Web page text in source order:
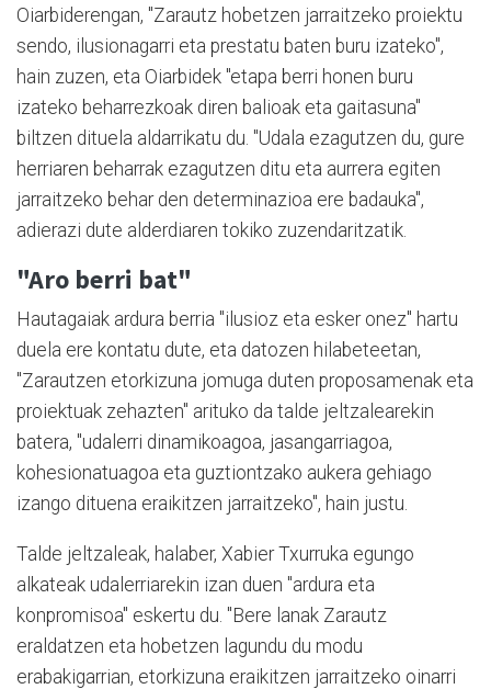
Oiarbiderengan, "Zarautz hobetzen jarraitzeko proiektu
sendo, ilusionagarri eta prestatu baten buru izateko",
hain zuzen, eta Oiarbidek "etapa berri honen buru
izateko beharrezkoak diren balioak eta gaitasuna"
biltzen dituela aldarrikatu du. "Udala ezagutzen du, gure
herriaren beharrak ezagutzen ditu eta aurrera egiten
jarraitzeko behar den determinazioa ere badauka",
adierazi dute alderdiaren tokiko zuzendaritzatik.
"Aro berri bat"
Hautagaiak ardura berria "ilusioz eta esker onez" hartu
duela ere kontatu dute, eta datozen hilabeteetan,
"Zarautzen etorkizuna jomuga duten proposamenak eta
proiektuak zehazten" arituko da talde jeltzalearekin
batera, "udalerri dinamikoagoa, jasangarriagoa,
kohesionatuagoa eta guztiontzako aukera gehiago
izango dituena eraikitzen jarraitzeko", hain justu.
Talde jeltzaleak, halaber, Xabier Txurruka egungo
alkateak udalerriarekin izan duen "ardura eta
konpromisoa" eskertu du. "Bere lanak Zarautz
eraldatzen eta hobetzen lagundu du modu
erabakigarrian, etorkizuna eraikitzen jarraitzeko oinarri